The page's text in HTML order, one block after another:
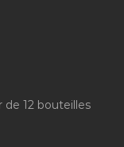
de 12 bouteilles